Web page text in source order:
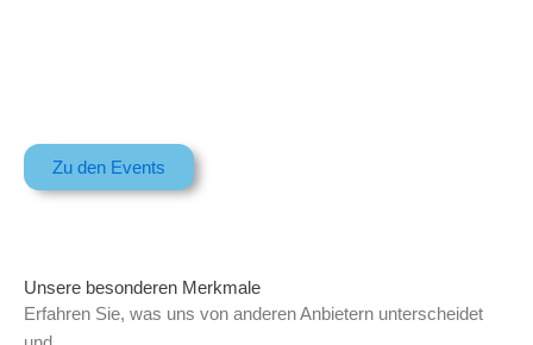
Zu den Events
Unsere besonderen Merkmale
Erfahren Sie, was uns von anderen Anbietern unterscheidet